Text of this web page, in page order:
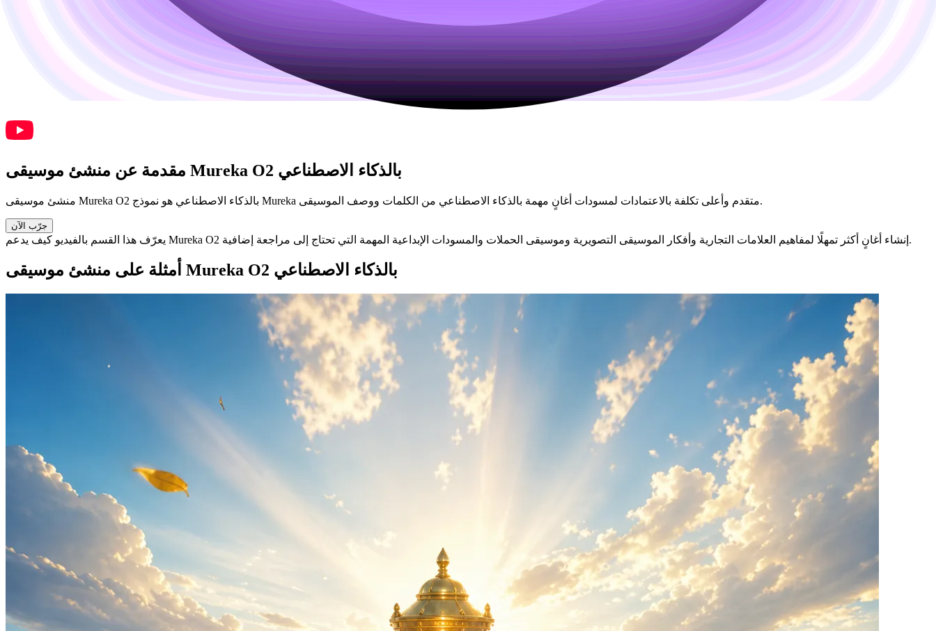
مقدمة عن منشئ موسيقى Mureka O2 بالذكاء الاصطناعي
منشئ موسيقى Mureka O2 بالذكاء الاصطناعي هو نموذج Mureka متقدم وأعلى تكلفة بالاعتمادات لمسودات أغانٍ مهمة بالذكاء الاصطناعي من الكلمات ووصف الموسيقى.
جرّب الآن
يعرّف هذا القسم بالفيديو كيف يدعم Mureka O2 إنشاء أغانٍ أكثر تمهلًا لمفاهيم العلامات التجارية وأفكار الموسيقى التصويرية وموسيقى الحملات والمسودات الإبداعية المهمة التي تحتاج إلى مراجعة إضافية.
أمثلة على منشئ موسيقى Mureka O2 بالذكاء الاصطناعي